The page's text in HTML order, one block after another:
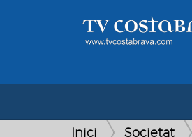
Inici Societat